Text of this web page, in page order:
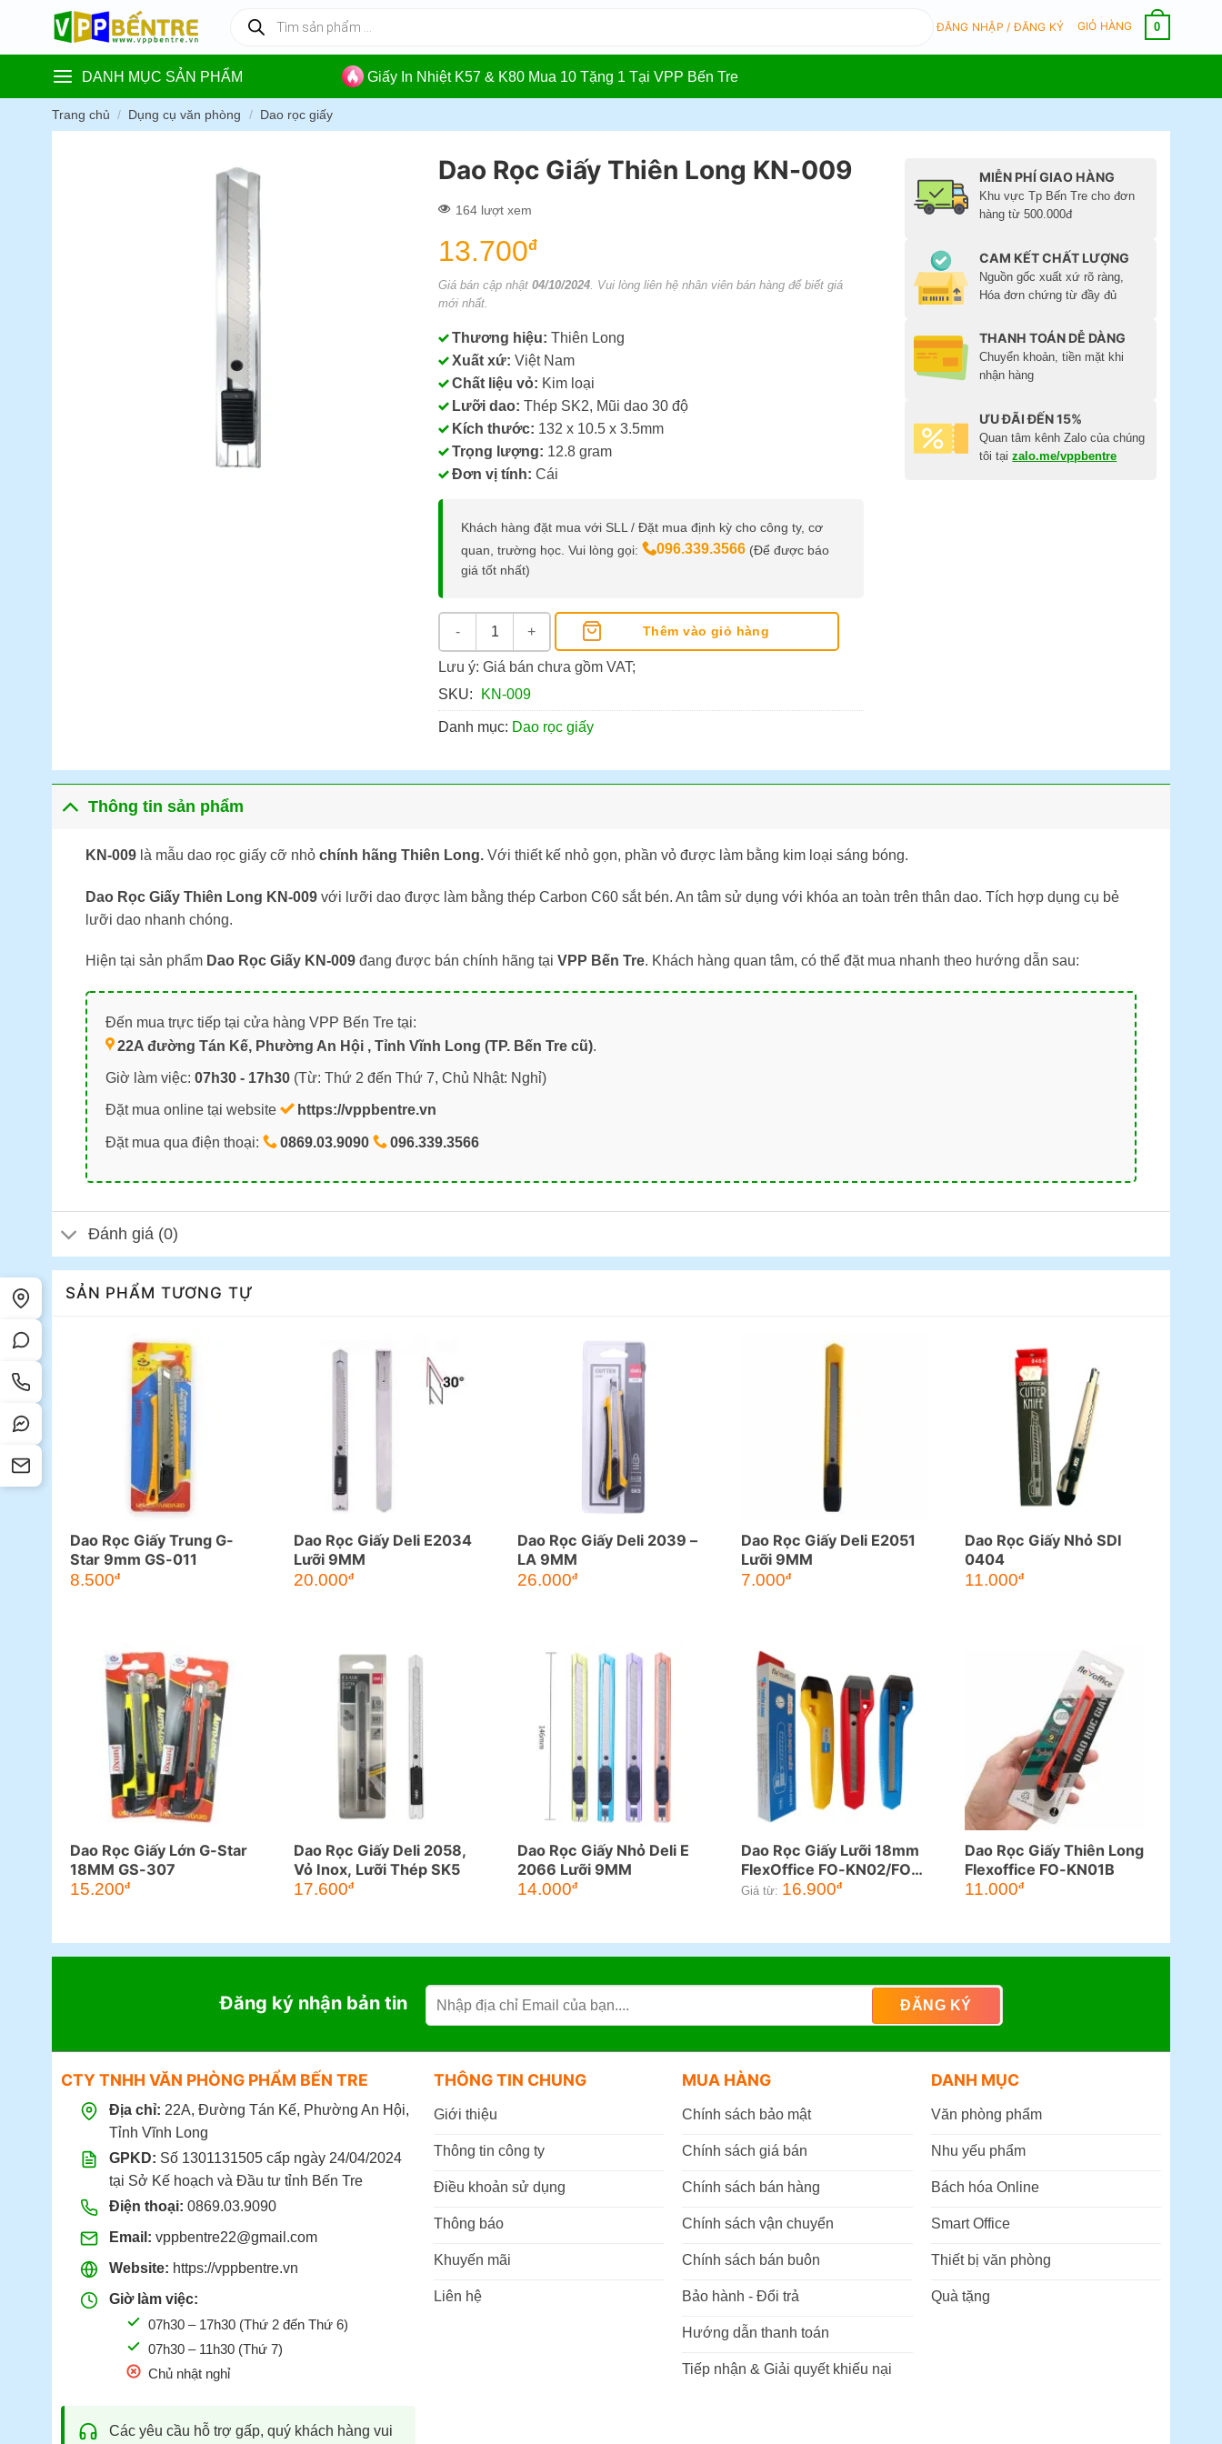
content
kiếm
phẩm
ĐĂNG NHẬP / ĐĂNG KÝ GIỎ HÀNG 0
DANH MỤC SẢN PHẨM Giấy In Nhiệt K57 & K80 Mua 10 Tặng 1 Tại VPP Bến Tre
Trang chủ / Dụng cụ văn phòng / Dao rọc giấy
Dao Rọc Giấy Thiên Long KN-009
164 lượt xem
13.700đ
Giá bán cập nhật 04/10/2024 . Vui lòng liên hệ nhân viên bán hàng để biết giá
mới nhất.
Thương hiệu: Thiên Long
Xuất xứ: Việt Nam
Chất liệu vỏ: Kim loại
Lưỡi dao: Thép SK2, Mũi dao 30 độ
Kích thước: 132 x 10.5 x 3.5mm
Trọng lượng: 12.8 gram
Đơn vị tính: Cái
Khách hàng đặt mua với SLL / Đặt mua định kỳ cho công ty, cơ
quan, trường học. Vui lòng gọi:
096.339.3566 (Để được báo
giá tốt nhất)
Dao Rọc Giấy Thiên Long KN-009 số lượng
Thêm vào giỏ hàng
Lưu ý: Giá bán chưa gồm VAT;
SKU:
KN-009
Danh mục: Dao rọc giấy
MIỄN PHÍ GIAO HÀNG
Khu vực Tp Bến Tre cho đơn
hàng từ 500.000đ
CAM KẾT CHẤT LƯỢNG
Nguồn gốc xuất xứ rõ ràng,
Hóa đơn chứng từ đầy đủ
THANH TOÁN DỄ DÀNG
Chuyển khoản, tiền mặt khi
nhận hàng
ƯU ĐÃI ĐẾN 15%
Quan tâm kênh Zalo của chúng
tôi tạizalo.me/vppbentre
Thông tin sản phẩm
KN-009 là mẫu dao rọc giấy cỡ nhỏ chính hãng Thiên Long.Với thiết kế nhỏ gọn, phần vỏ được làm bằng kim loại sáng bóng.
Dao Rọc Giấy Thiên Long KN-009với lưỡi dao được làm bằng thép Carbon C60 sắt bén. An tâm sử dụng với khóa an toàn trên thân dao. Tích hợp dụng cụ bẻ
lưỡi dao nhanh chóng.
Hiện tại sản phẩm Dao Rọc Giấy KN-009 đang được bán chính hãng tại VPP Bến Tre. Khách hàng quan tâm, có thể đặt mua nhanh theo hướng dẫn sau:
Đến mua trực tiếp tại cửa hàng VPP Bến Tre tại:
22A đường Tán Kế, Phường An Hội , Tỉnh Vĩnh Long (TP. Bến Tre cũ).
Giờ làm việc: 07h30 - 17h30(Từ: Thứ 2 đến Thứ 7, Chủ Nhật: Nghỉ)
Đặt mua online tại website https://vppbentre.vn
Đặt mua qua điện thoại: 0869.03.9090 096.339.3566
Đánh giá (0)
SẢN PHẨM TƯƠNG TỰ
Dao Rọc Giấy Trung G-
Star 9mm GS-011
8.500đ
Dao Rọc Giấy Deli E2034
Lưỡi 9MM
20.000đ
Dao Rọc Giấy Deli 2039 –
LA 9MM
26.000đ
Dao Rọc Giấy Deli E2051
Lưỡi 9MM
7.000đ
Dao Rọc Giấy Nhỏ SDI
0404
11.000đ
Dao Rọc Giấy Lớn G-Star
18MM GS-307
15.200đ
Dao Rọc Giấy Deli 2058,
Vỏ Inox, Lưỡi Thép SK5
17.600đ
Dao Rọc Giấy Nhỏ Deli E
2066 Lưỡi 9MM
14.000đ
Dao Rọc Giấy Lưỡi 18mm
FlexOffice FO-KN02/FO-
KN04
Giá từ: 16.900đ
Dao Rọc Giấy Thiên Long
Flexoffice FO-KN01B
11.000đ
Đăng ký nhận bản tin
CTY TNHH VĂN PHÒNG PHẨM BẾN TRE
Địa chỉ: 22A, Đường Tán Kế, Phường An Hội,
Tỉnh Vĩnh Long
GPKD: Số 1301131505 cấp ngày 24/04/2024
tại Sở Kế hoạch và Đầu tư tỉnh Bến Tre
Điện thoại: 0869.03.9090
Email: vppbentre22@gmail.com
Website: https://vppbentre.vn
Giờ làm việc:
07h30 – 17h30 (Thứ 2 đến Thứ 6)
07h30 – 11h30 (Thứ 7)
Chủ nhật nghỉ
Các yêu cầu hỗ trợ gấp, quý khách hàng vui
THÔNG TIN CHUNG
Giới thiệu
Thông tin công ty
Điều khoản sử dụng
Thông báo
Khuyến mãi
Liên hệ
MUA HÀNG
Chính sách bảo mật
Chính sách giá bán
Chính sách bán hàng
Chính sách vận chuyển
Chính sách bán buôn
Bảo hành - Đổi trả
Hướng dẫn thanh toán
Tiếp nhận & Giải quyết khiếu nại
DANH MỤC
Văn phòng phẩm
Nhu yếu phẩm
Bách hóa Online
Smart Office
Thiết bị văn phòng
Quà tặng